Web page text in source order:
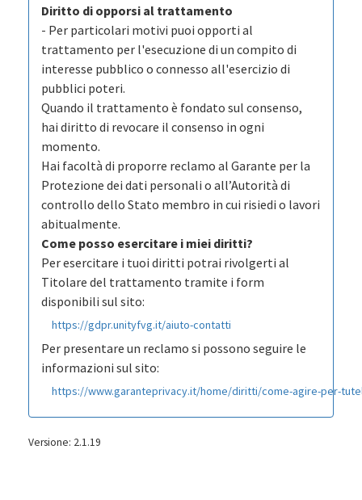
Diritto di opporsi al trattamento
- Per particolari motivi puoi opporti al
trattamento per l'esecuzione di un compito di
interesse pubblico o connesso all'esercizio di
pubblici poteri.
Quando il trattamento è fondato sul consenso,
hai diritto di revocare il consenso in ogni
momento.
Hai facoltà di proporre reclamo al Garante per la
Protezione dei dati personali o all’Autorità di
controllo dello Stato membro in cui risiedi o lavori
abitualmente.
Come posso esercitare i miei diritti?
Per esercitare i tuoi diritti potrai rivolgerti al
Titolare del trattamento tramite i form
disponibili sul sito:
https://gdpr.unityfvg.it/aiuto-contatti
Per presentare un reclamo si possono seguire le
informazioni sul sito:
https://www.garanteprivacy.it/home/diritti/come-agire-per-
Versione: 2.1.19